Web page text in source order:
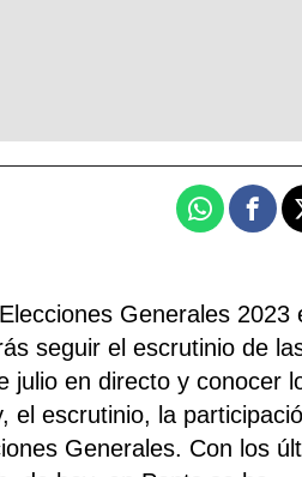
Whatsapp
Generales 2023
seguir el escrutinio de
julio en directo y conocer
el escrutinio, la
Generales. Con los